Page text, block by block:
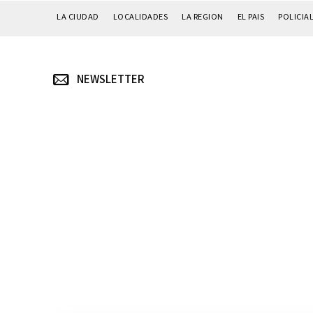
LA CIUDAD LOCALIDADES LA REGION EL PAIS
NEWSLETTER